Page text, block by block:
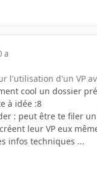
a
l'utilisation d'un VP
cool un dossier
à idée :8
: peut être te filer
leur VP eux
infos techniques ...